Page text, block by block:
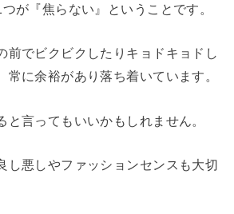
が『焦らない』ということです。
前でビクビクしたりキョドキョドし
常に余裕があり落ち着いています。
と言ってもいいかもしれません。
し悪しやファッションセンスも大切